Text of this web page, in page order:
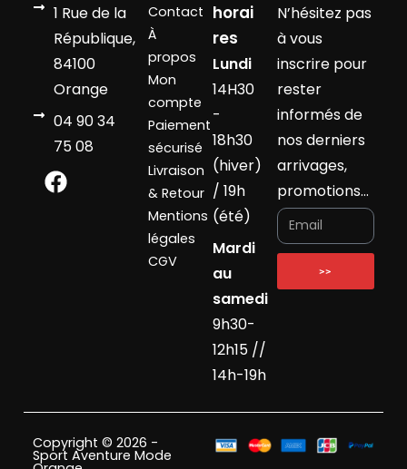
1 Rue de la
République,
84100
Orange
04 90 34
75 08
Contact
À
propos
Mon
compte
Paiement
sécurisé
Livraison
& Retour
Mentions
légales
CGV
horai
res
Lundi
14H30
-
18h30
(hiver)
/ 19h
(été)
Mardi
au
samedi
9h30-
12h15 //
14h-19h
N’hésitez pas
à vous
inscrire pour
rester
informés de
nos derniers
arrivages,
promotions…
>>
Copyright © 2026 -
Sport Aventure Mode